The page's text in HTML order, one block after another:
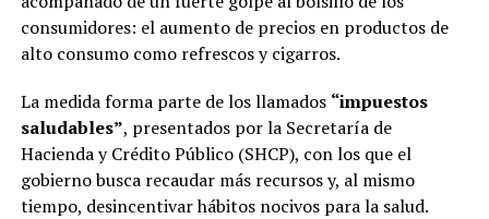
consumidores: el aumento de precios en productos de
alto consumo como refrescos y cigarros.
La medida forma parte de los llamados “impuestos
saludables”, presentados por la Secretaría de
Hacienda y Crédito Público (SHCP), con los que el
gobierno busca recaudar más recursos y, al mismo
tiempo, desincentivar hábitos nocivos para la salud.